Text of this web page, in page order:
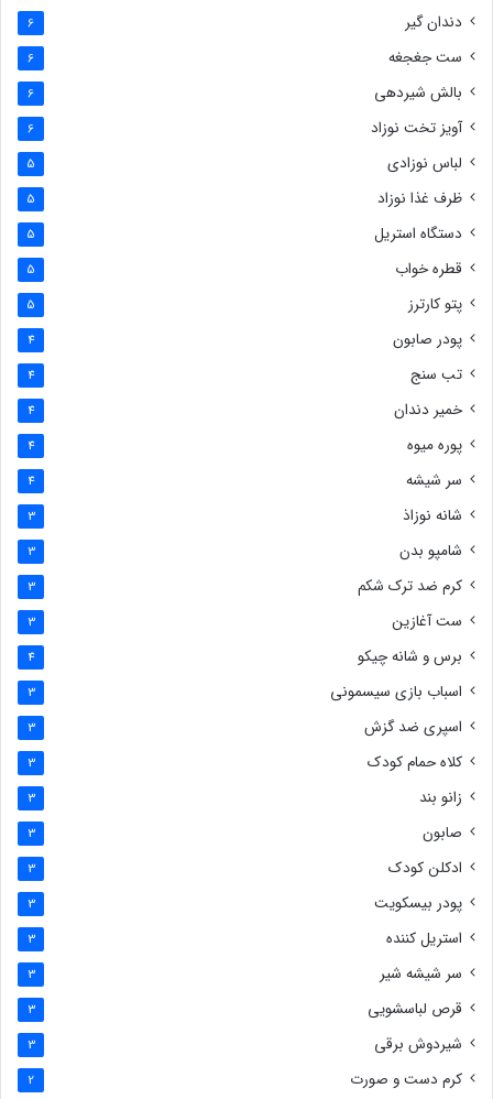
دندان گیر 6
ست جغجغه 6
بالش شیردهی 6
آویز تخت نوزاد 6
لباس نوزادی 5
ظرف غذا نوزاد 5
دستگاه استریل 5
قطره خواب 5
پتو کارترز 5
پودر صابون 4
تب سنج 4
خمیر دندان 4
پوره میوه 4
سر شیشه 4
شانه نوزاذ 3
شامپو بدن 3
کرم ضد ترک شکم 3
ست آغازین 3
برس و شانه چیکو 4
اسباب بازی سیسمونی 3
اسپری ضد گزش 3
کلاه حمام کودک 3
زانو بند 3
صابون 3
ادکلن کودک 3
پودر بیسکویت 3
استریل کننده 3
سر شیشه شیر 3
قرص لباسشویی 3
شیردوش برقی 3
کرم دست و صورت 2